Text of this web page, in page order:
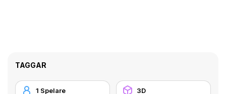
TAGGAR
1 Spelare 3D